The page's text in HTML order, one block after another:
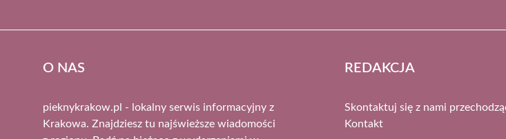
O NAS
pieknykrakow.pl - lokalny serwis informacyjny z
Krakowa. Znajdziesz tu najświeższe wiadomości
REDAKCJA
Skontaktuj się z nami
Kontakt